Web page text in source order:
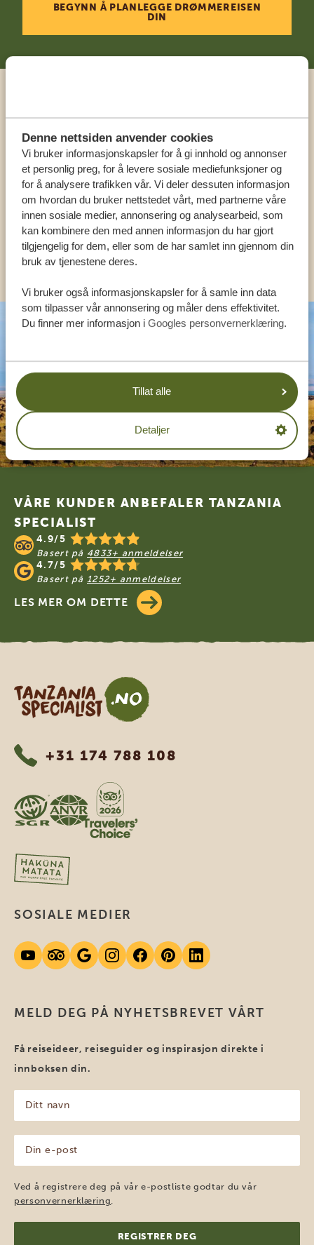
Denne nettsiden anvender cookies
Vi bruker informasjonskapsler for å gi innhold og annonser
et personlig preg, for å levere sosiale mediefunksjoner og
for å analysere trafikken vår. Vi deler dessuten informasjon
om hvordan du bruker nettstedet vårt, med partnerne våre
innen sosiale medier, annonsering og analysearbeid, som
kan kombinere den med annen informasjon du har gjort
tilgjengelig for dem, eller som de har samlet inn gjennom din
bruk av tjenestene deres.
Vi bruker også informasjonskapsler for å samle inn data
som tilpasser vår annonsering og måler dens effektivitet.
Du finner mer informasjon i Googles personvernerklæring.
Tillat alle
Detaljer
BEGYNN Å PLANLEGGE DRØMMEREISEN
DIN
Ring en ekspert
VÅRE SPESIALISTER ER HER FOR Å HJELPE
DEG
NORSK:+31 174 788 108
ANDRE LAND
Footer
VÅRE KUNDER ANBEFALER TANZANIA
SPECIALIST
4.9/5
Basert på 4833+ anmeldelser
4.7/5
Basert på 1252+ anmeldelser
LES MER OM DETTE
Tanzania Specialist
+31 174 788 108
MELD DEG PÅ NYHETSBREVET VÅRT
Få reiseideer, reiseguider og inspirasjon direkte i
innboksen din.
navn
(Påkrevd)
post
(Påkrevd)
Ved å registrere deg på vår e-postliste godtar du vår
personvernerklæring
SOSIALE MEDIER